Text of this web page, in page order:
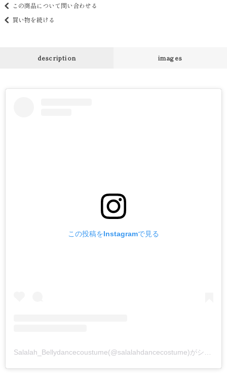
この商品について問い合わせる
買い物を続ける
description images
この投稿をInstagramで見る